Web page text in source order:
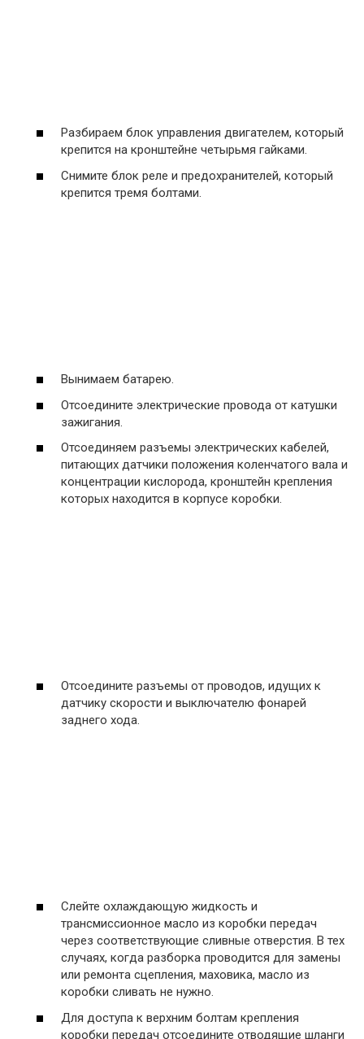
Разбираем блок управления двигателем, который
крепится на кронштейне четырьмя гайками.
Снимите блок реле и предохранителей, который
крепится тремя болтами.
Вынимаем батарею.
Отсоедините электрические провода от катушки
зажигания.
Отсоединяем разъемы электрических кабелей,
питающих датчики положения коленчатого вала и
концентрации кислорода, кронштейн крепления
которых находится в корпусе коробки.
Отсоедините разъемы от проводов, идущих к
датчику скорости и выключателю фонарей
заднего хода.
Слейте охлаждающую жидкость и
трансмиссионное масло из коробки передач
через соответствующие сливные отверстия. В тех
случаях, когда разборка проводится для замены
или ремонта сцепления, маховика, масло из
коробки сливать не нужно.
Для доступа к верхним болтам крепления
коробки передач отсоедините отводящие шланги